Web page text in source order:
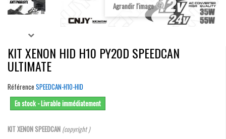
Agrandir l'image
KIT XENON HID H10 PY20D SPEEDCAN
ULTIMATE
Référence SPEEDCAN-H10-HID
En stock - Livrable immédiatement
KIT XENON SPEEDCAN (copyright )